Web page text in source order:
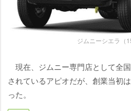
ジムニーシエラ（
現在、ジムニー専門店として全
されているアピオだが、創業当初
った。